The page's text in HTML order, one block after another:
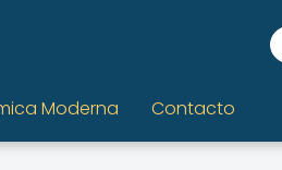
Moderna Contacto